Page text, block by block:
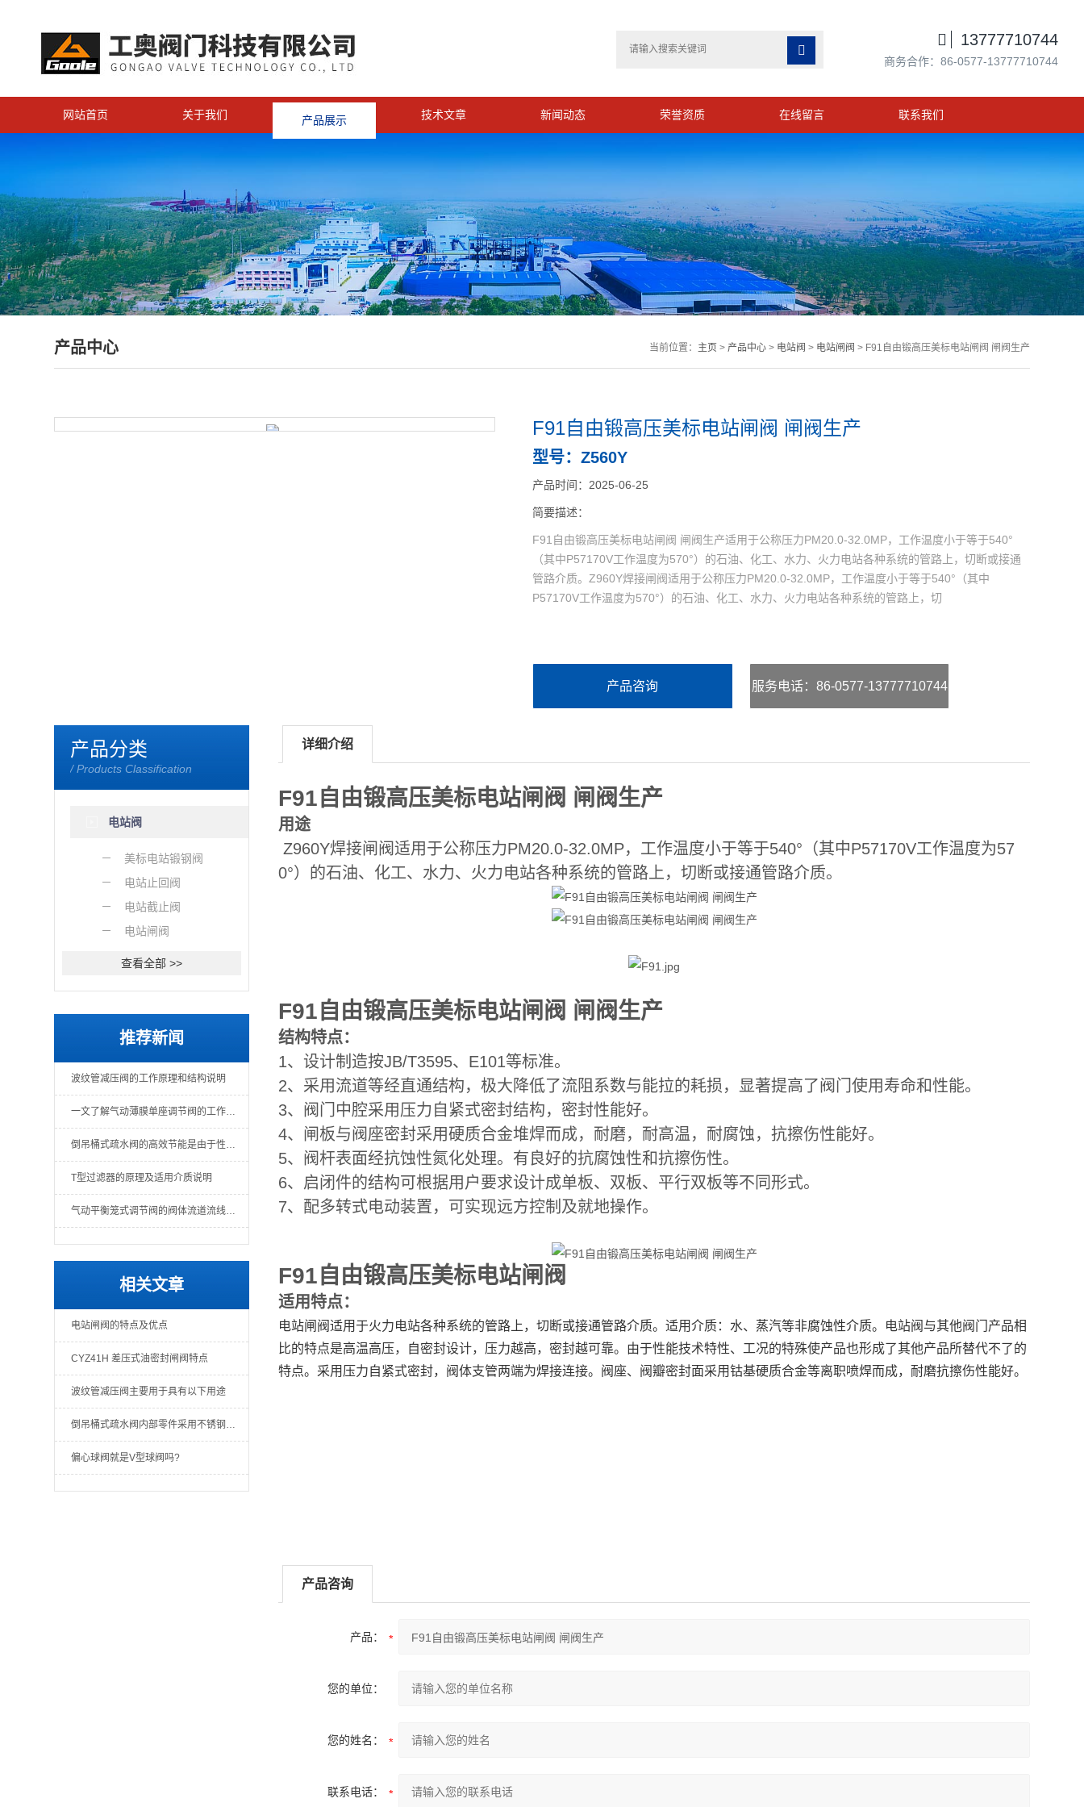

 13777710744
商务合作：86-0577-13777710744
网站首页 关于我们 产品展示 技术文章 新闻动态 荣誉资质 在线留言 联系我们
产品中心 当前位置： 主页 > 产品中心> 电站阀 > 电站闸阀 > F91自由锻高压美标电站闸阀 闸阀生产
< >
F91自由锻高压美标电站闸阀 闸阀生产
型号：Z560Y
产品时间：2025-06-25
简要描述：
F91自由锻高压美标电站闸阀 闸阀生产适用于公称压力PM20.0-32.0MP，工作温度小于等于540°
（其中P57170V工作温度为570°）的石油、化工、水力、火力电站各种系统的管路上，切断或接通
管路介质。Z960Y焊接闸阀适用于公称压力PM20.0-32.0MP，工作温度小于等于540°（其中
P57170V工作温度为570°）的石油、化工、水力、火力电站各种系统的管路上，切
产品咨询 服务电话：86-0577-13777710744
产品分类
/ Products Classification
电站阀
美标电站锻钢阀
电站止回阀
电站截止阀
电站闸阀
查看全部 >>
推荐新闻
波纹管减压阀的工作原理和结构说明
一文了解气动薄膜单座调节阀的工作原理
倒吊桶式疏水阀的高效节能是由于性能可靠
T型过滤器的原理及适用介质说明
气动平衡笼式调节阀的阀体流道流线形好
相关文章
电站闸阀的特点及优点
CYZ41H 差压式油密封闸阀特点
波纹管减压阀主要用于具有以下用途
倒吊桶式疏水阀内部零件采用不锈钢制造，维修方便
偏心球阀就是V型球阀吗?
详细介绍
F91自由锻高压美标电站闸阀 闸阀生产
用途
Z960Y焊接闸阀适用于公称压力PM20.0-32.0MP，工作温度小于等于540°（其中P57170V工作温度为57
0°）的石油、化工、水力、火力电站各种系统的管路上，切断或接通管路介质。
F91自由锻高压美标电站闸阀 闸阀生产
结构特点：
1、设计制造按JB/T3595、E101等标准。
2、采用流道等经直通结构，极大降低了流阻系数与能拉的耗损，显著提高了阀门使用寿命和性能。
3、阀门中腔采用压力自紧式密封结构，密封性能好。
4、闸板与阀座密封采用硬质合金堆焊而成，耐磨，耐高温，耐腐蚀，抗擦伤性能好。
5、阀杆表面经抗蚀性氮化处理。有良好的抗腐蚀性和抗擦伤性。
6、启闭件的结构可根据用户要求设计成单板、双板、平行双板等不同形式。
7、配多转式电动装置，可实现远方控制及就地操作。
F91自由锻高压美标电站闸阀
适用特点：
电站闸阀适用于火力电站各种系统的管路上，切断或接通管路介质。适用介质：水、蒸汽等非腐蚀性介质。电站阀与其他阀门产品相
比的特点是高温高压，自密封设计，压力越高，密封越可靠。由于性能技术特性、工况的特殊使产品也形成了其他产品所替代不了的
特点。采用压力自紧式密封，阀体支管两端为焊接连接。阀座、阀瓣密封面采用钴基硬质合金等离职喷焊而成，耐磨抗擦伤性能好。
产品咨询
产品：
您的单位：
您的姓名：
联系电话：